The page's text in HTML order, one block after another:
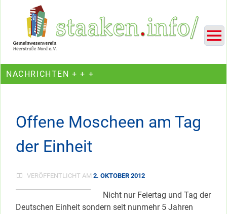
Ein Projekt des Gemeinwesenvereins Heerstraße Nord
NACHRICHTEN + + +
Offene Moscheen am Tag
der Einheit
VERÖFFENTLICHT AM 2. OKTOBER 2012
Nicht nur Feiertag und Tag der
Deutschen Einheit sondern seit nunmehr 5 Jahren